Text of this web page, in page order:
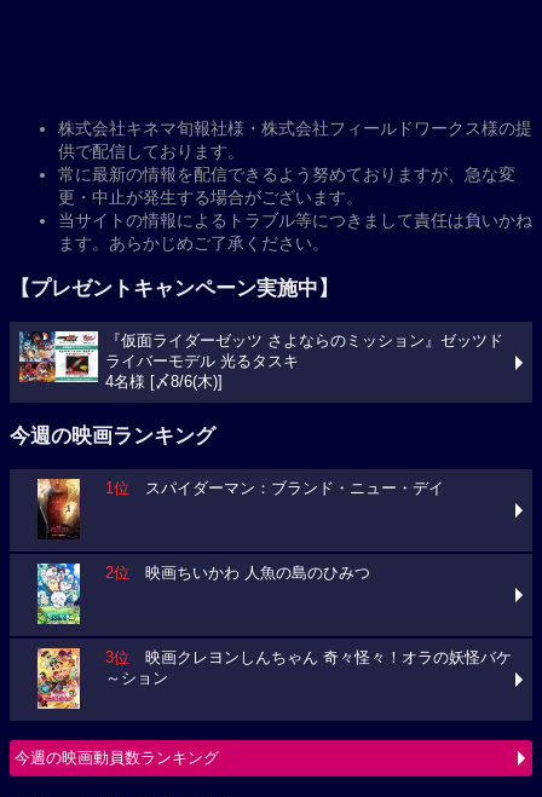
株式会社キネマ旬報社様・株式会社フィールドワークス様の提
供で配信しております。
常に最新の情報を配信できるよう努めておりますが、急な変
更・中止が発生する場合がございます。
当サイトの情報によるトラブル等につきまして責任は負いかね
ます。あらかじめご了承ください。
【プレゼントキャンペーン実施中】
『仮面ライダーゼッツ さよならのミッション』ゼッツド
ライバーモデル 光るタスキ
4名様 [〆8/6(木)]
今週の映画ランキング
1位 スパイダーマン：ブランド・ニュー・デイ
2位 映画ちいかわ 人魚の島のひみつ
3位 映画クレヨンしんちゃん 奇々怪々！オラの妖怪バケ
～ション
今週の映画動員数ランキング